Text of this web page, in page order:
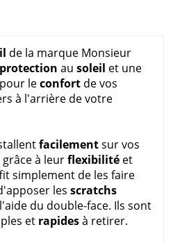
de la marque Monsieur
protection ausoleil et une
leconfort de vos
à l'arrière de votre
facilementsur vos
à leurflexibilité et
simplement de les faire
lesscratchs
du double-face. Ils sont
et rapidesà retirer.